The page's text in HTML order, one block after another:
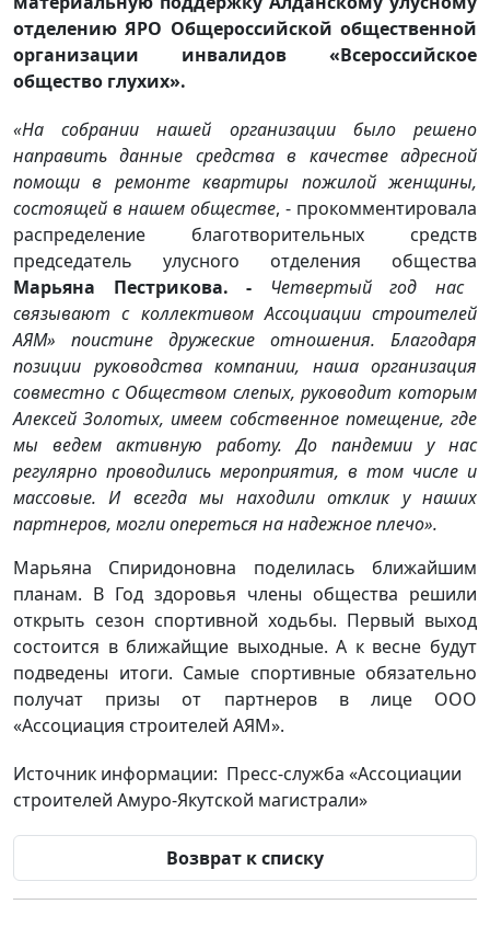
отделению ЯРО Общероссийской общественной
организации инвалидов «Всероссийское
общество глухих».
«На собрании нашей организации было решено
направить данные средства в качестве адресной
помощи в ремонте квартиры пожилой женщины,
состоящей в нашем обществе, - прокомментировала
распределение благотворительных средств
председатель улусного отделения общества
Марьяна Пестрикова. -
Четвертый год нас
связывают с коллективом Ассоциации строителей
АЯМ» поистине дружеские отношения. Благодаря
позиции руководства компании, наша организация
совместно с Обществом слепых, руководит которым
Алексей Золотых, имеем собственное помещение, где
мы ведем активную работу. До пандемии у нас
регулярно проводились мероприятия, в том числе и
массовые. И всегда мы находили отклик у наших
партнеров, могли опереться на надежное плечо».
Марьяна Спиридоновна поделилась ближайшим
планам. В Год здоровья члены общества решили
открыть сезон спортивной ходьбы. Первый выход
состоится в ближайщие выходные. А к весне будут
подведены итоги. Самые спортивные обязательно
получат призы от партнеров в лице ООО
«Ассоциация строителей АЯМ».
Источник информации: Пресс-служба «Ассоциации
строителей Амуро-Якутской магистрали»
Возврат к списку